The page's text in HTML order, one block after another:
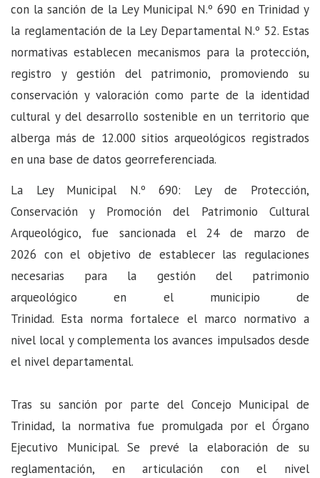
con la sanción de la Ley Municipal N.º 690 en Trinidad y
la reglamentación de la Ley Departamental N.º 52. Estas
normativas establecen mecanismos para la protección,
registro y gestión del patrimonio, promoviendo su
conservación y valoración como parte de la identidad
cultural y del desarrollo sostenible en un territorio que
alberga más de 12.000 sitios arqueológicos registrados
en una base de datos georreferenciada.
La Ley Municipal N.º 690: Ley de Protección,
Conservación y Promoción del Patrimonio Cultural
Arqueológico, fue sancionada el 24 de marzo de
2026 con el objetivo de establecer las regulaciones
necesarias para la gestión del patrimonio
arqueológico en el municipio de
Trinidad. Esta norma fortalece el marco normativo a
nivel local y complementa los avances impulsados desde
el nivel departamental.
Tras su sanción por parte del Concejo Municipal de
Trinidad, la normativa fue promulgada por el Órgano
Ejecutivo Municipal. Se prevé la elaboración de su
reglamentación, en articulación con el nivel